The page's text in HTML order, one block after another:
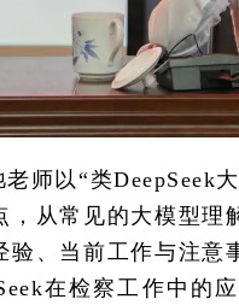
老师以“类DeepSeek
，从常见的大模型理
验、当前工作与注意
在检察工作中的